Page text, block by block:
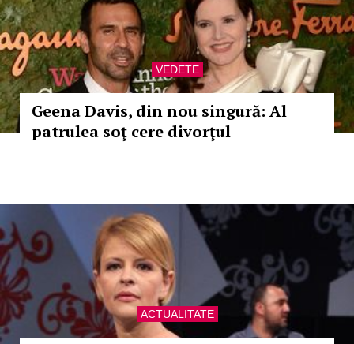
VEDETE
Geena Davis, din nou singură: Al
patrulea soţ cere divorţul
ACTUALITATE